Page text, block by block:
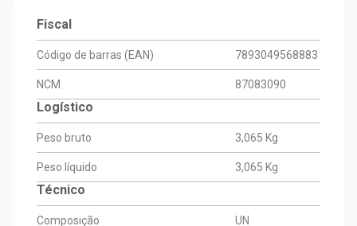
Fiscal
Código de barras (EAN) 7893049568883
NCM 87083090
Logístico
Peso bruto 3,065 Kg
Peso líquido 3,065 Kg
Técnico
Composição UN